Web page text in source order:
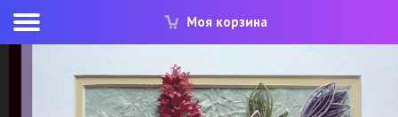
Моя корзина